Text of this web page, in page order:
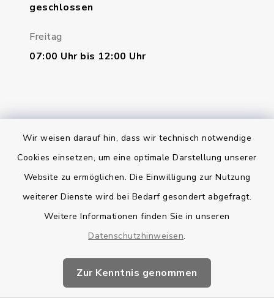
Wir weisen darauf hin, dass wir technisch notwendige
Cookies einsetzen, um eine optimale Darstellung unserer
Website zu ermöglichen. Die Einwilligung zur Nutzung
weiterer Dienste wird bei Bedarf gesondert abgefragt.
Weitere Informationen finden Sie in unseren
Datenschutzhinweisen.
Zur Kenntnis genommen
geschlossen
Freitag
07:00 Uhr bis 12:00 Uhr
Bankverbindung
Barrierefreiheit
Impressum